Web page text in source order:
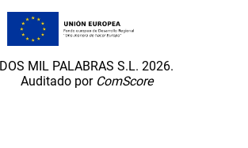
DOS MIL PALABRAS S.L. 2026.
Auditado por ComScore